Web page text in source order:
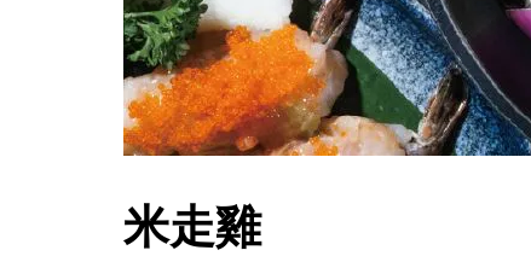
米走雞